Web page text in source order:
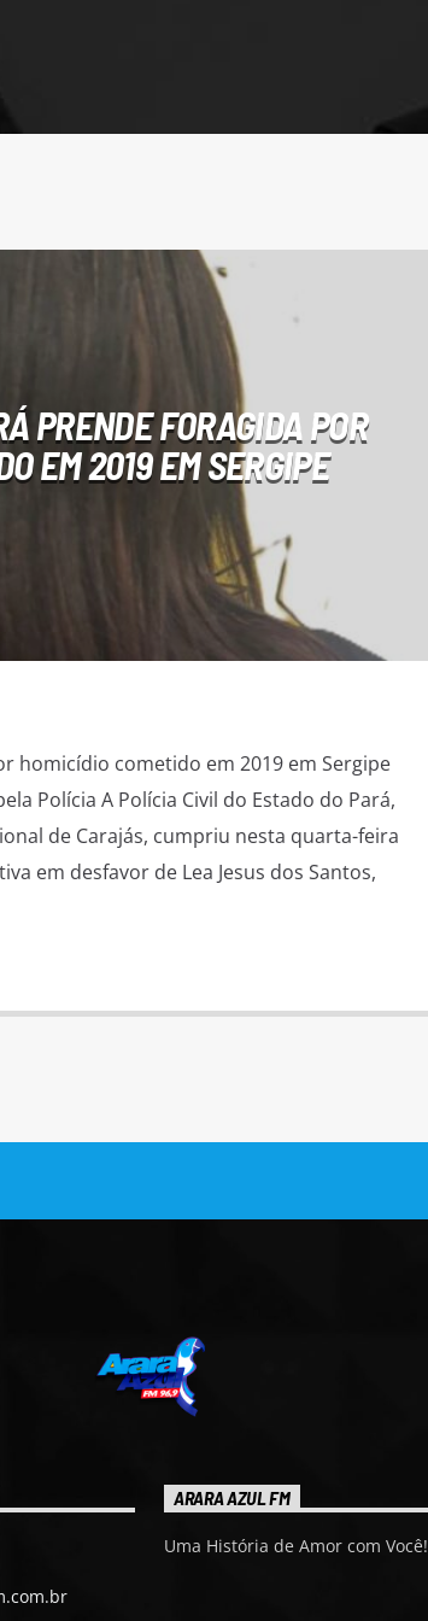
PRENDE FORAGIDA POR
EM 2019 EM SERGIPE
homicídio cometido em 2019 em Sergipe
Polícia A Polícia Civil do Estado do Pará,
de Carajás, cumpriu nesta quarta-feira
em desfavor de Lea Jesus dos Santos,
ARARA AZUL FM
Uma História de Amor com Você!